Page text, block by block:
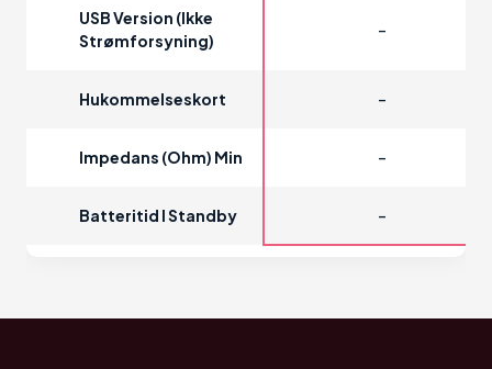
USB Version (ikke
Strømforsyning)
-
Hukommelseskort -
Impedans (Ohm) Min -
Batteritid I Standby -